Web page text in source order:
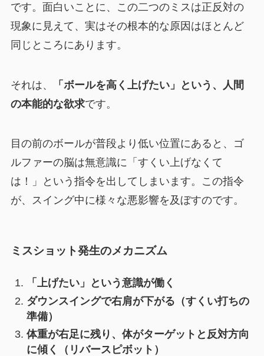
です。面白いことに、この二つのミスは正反対の
現象に見えて、実はその根本的な原因はほとんど
同じところにあります。
それは、
「ボールを高く上げたい」という、人間
の本能的な欲求です。
目の前のボールが普段より低い位置にあると、ゴ
ルファーの脳は無意識に「すくい上げなくて
は！」という指令を出してしまいます。この指令
が、スイング中に様々な悪影響を及ぼすのです。
ミスショット発生のメカニズム
「上げたい」という意識が働く
ダウンスイングで右肩が下がる（すくい打ちの
準備）
体重が右足に残り、体がターゲットと反対方向
に傾く（リバースピボット）